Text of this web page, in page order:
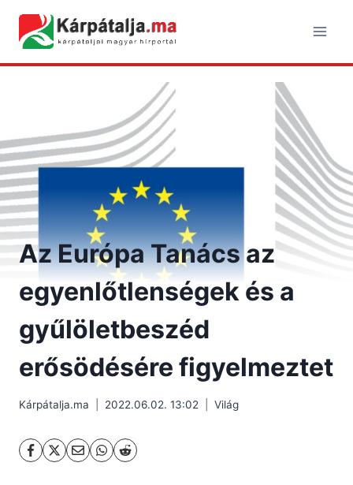
content
Az Európa Tanács az
egyenlőtlenségek és a
gyűlöletbeszéd
erősödésére figyelmeztet
Kárpátalja.ma 2022.06.02. 13:02 Világ